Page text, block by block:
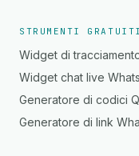
STRUMENTI GRATUITI
Widget di
Widget chat live
Generatore di codici
Generatore di link